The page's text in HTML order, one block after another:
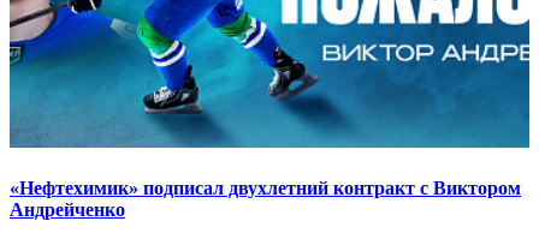
«Нефтехимик» подписал двухлетний контракт с Виктором
Андрейченко